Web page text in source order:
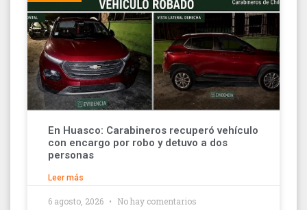
En Huasco: Carabineros recuperó vehículo
con encargo por robo y detuvo a dos
personas
Leer más
6 agosto, 2026 No hay comentarios